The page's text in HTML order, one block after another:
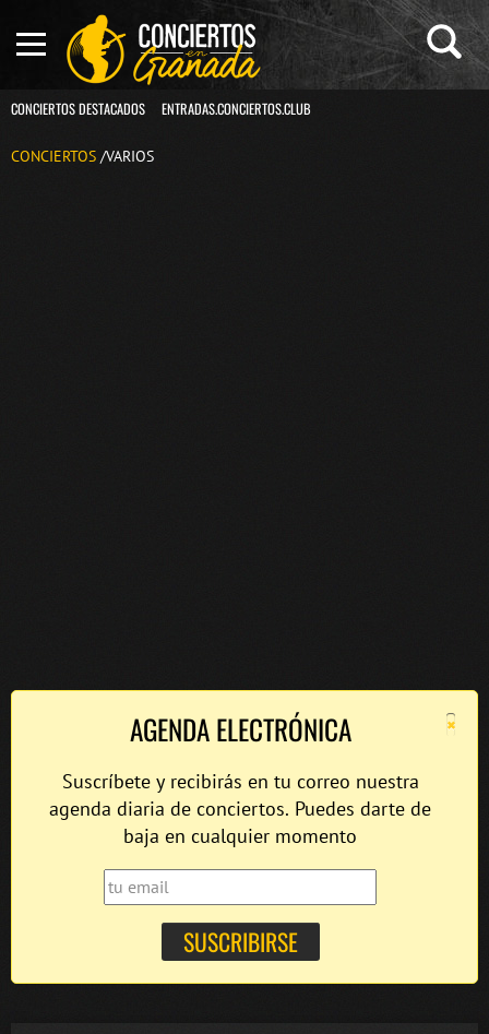
CONCIERTOS DESTACADOS ENTRADAS.CONCIERTOS.CLUB
CONCIERTOS /VARIOS
×
AGENDA ELECTRÓNICA
Suscríbete y recibirás en tu correo nuestra
agenda diaria de conciertos. Puedes darte de
baja en cualquier momento